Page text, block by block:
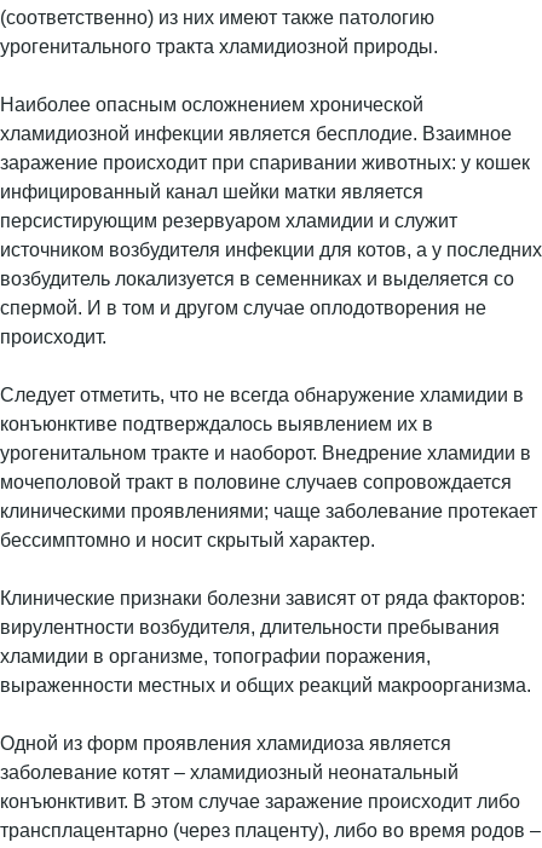
(соответственно) из них имеют также патологию
урогенитального тракта хламидиозной природы.
Наиболее опасным осложнением хронической
хламидиозной инфекции является бесплодие. Взаимное
заражение происходит при спаривании животных: у кошек
инфицированный канал шейки матки является
персистирующим резервуаром хламидии и служит
источником возбудителя инфекции для котов, а у последних
возбудитель локализуется в семенниках и выделяется со
спермой. И в том и другом случае оплодотворения не
происходит.
Следует отметить, что не всегда обнаружение хламидии в
конъюнктиве подтверждалось выявлением их в
урогенитальном тракте и наоборот. Внедрение хламидии в
мочеполовой тракт в половине случаев сопровождается
клиническими проявлениями; чаще заболевание протекает
бессимптомно и носит скрытый характер.
Клинические признаки болезни зависят от ряда факторов:
вирулентности возбудителя, длительности пребывания
хламидии в организме, топографии поражения,
выраженности местных и общих реакций макроорганизма.
Одной из форм проявления хламидиоза является
заболевание котят – хламидиозный неонатальный
конъюнктивит. В этом случае заражение происходит либо
трансплацентарно (через плаценту), либо во время родов –